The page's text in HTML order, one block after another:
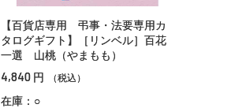
【百貨店専用 弔事・法要専用カ
タログギフト】［リンベル］百花
一選 山桃（やまもも）
4,840 円 （税込）
在庫：○